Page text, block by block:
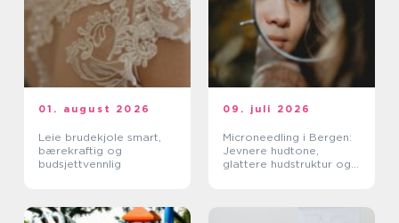
01. august 2026
Leie brudekjole smart,
bærekraftig og
budsjettvennlig
09. juli 2026
Microneedling i Bergen:
Jevnere hudtone,
glattere hudstruktur og